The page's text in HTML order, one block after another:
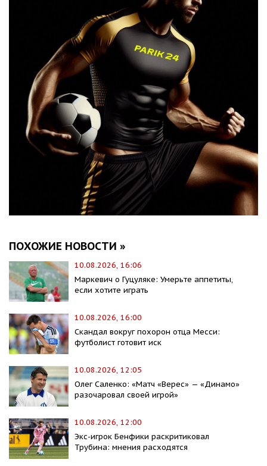
ПОХОЖИЕ НОВОСТИ »
10.08.2026, 16:06
Маркевич о Гуцуляке: Умерьте аппетиты,
если хотите играть
10.08.2026, 16:00
Скандал вокруг похорон отца Месси:
футболист готовит иск
10.08.2026, 12:05
Олег Саленко: «Матч «Верес» — «Динамо»
разочаровал своей игрой»
10.08.2026, 12:00
Экс-игрок Бенфики раскритиковал
Трубина: мнения расходятся